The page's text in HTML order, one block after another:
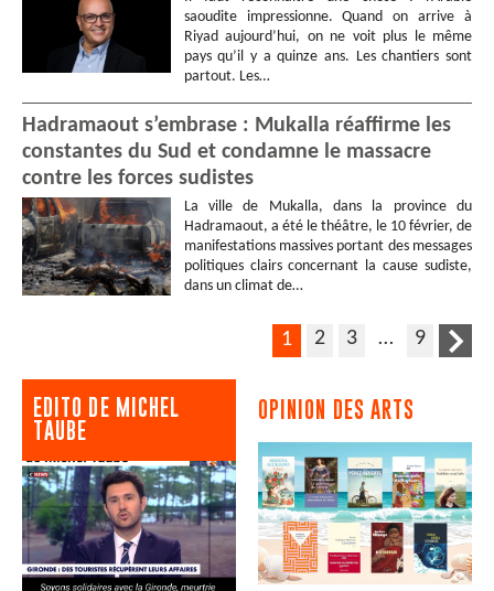
saoudite impressionne. Quand on arrive à
Riyad aujourd’hui, on ne voit plus le même
pays qu’il y a quinze ans. Les chantiers sont
partout. Les…
Hadramaout s’embrase : Mukalla réaffirme les
constantes du Sud et condamne le massacre
contre les forces sudistes
La ville de Mukalla, dans la province du
Hadramaout, a été le théâtre, le 10 février, de
manifestations massives portant des messages
politiques clairs concernant la cause sudiste,
dans un climat de…
1 2 3 … 9
EDITO DE MICHEL
TAUBE
OPINION DES ARTS